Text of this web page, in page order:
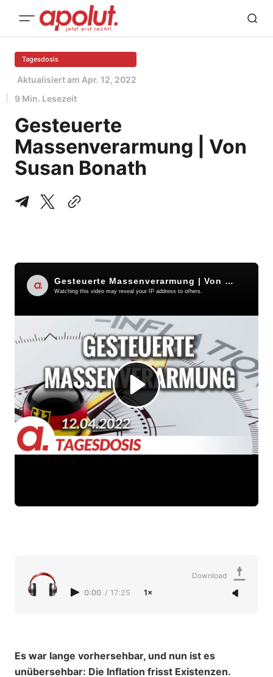
Tagesdosis
Aktualisiert am Apr. 12, 2022
9 Min. Lesezeit
Gesteuerte
Massenverarmung | Von
Susan Bonath
0:00 / 17:25 1×
Download
Es war lange vorhersehbar, und nun ist es
unübersehbar: Die Inflation frisst Existenzen.